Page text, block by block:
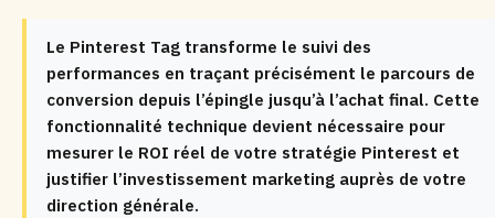
Le Pinterest Tag transforme le suivi des
performances en traçant précisément le parcours de
conversion depuis l’épingle jusqu’à l’achat final. Cette
fonctionnalité technique devient nécessaire pour
mesurer le ROI réel de votre stratégie Pinterest et
justifier l’investissement marketing auprès de votre
direction générale.